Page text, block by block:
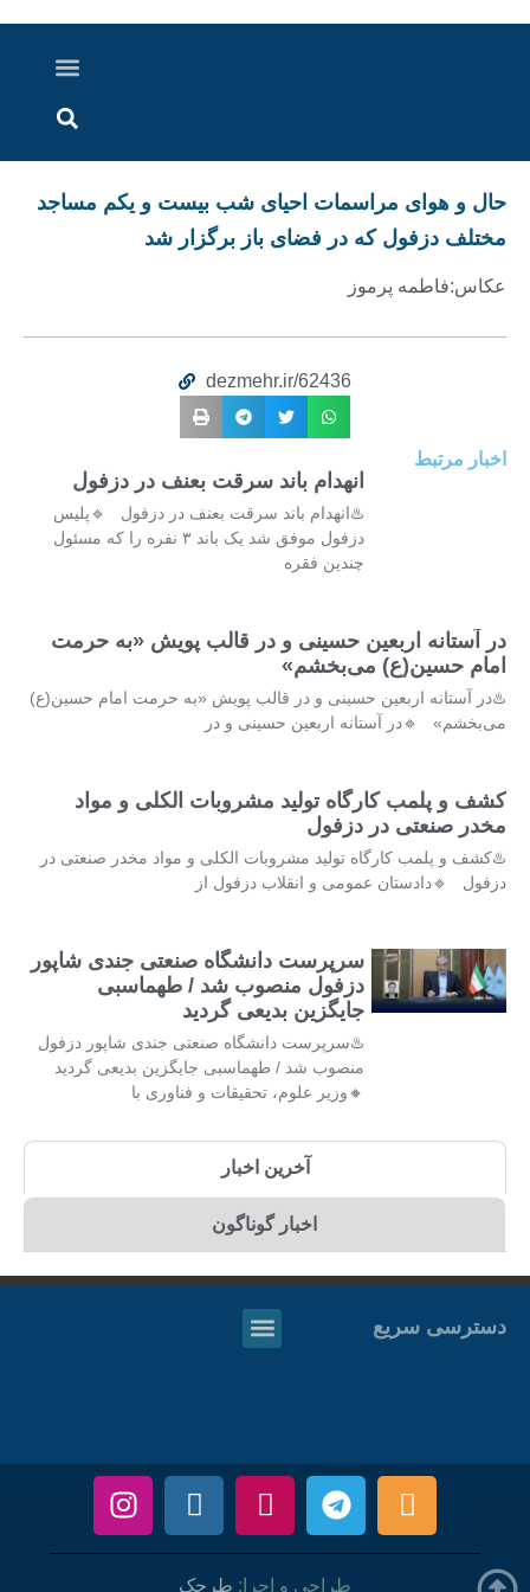
حال و هوای مراسمات احیای شب بیست و یکم مساجد
مختلف دزفول که در فضای باز برگزار شد
عکاس:فاطمه پرموز
dezmehr.ir/62436
اخبار مرتبط
انهدام باند سرقت بعنف در دزفول
♨️انهدام باند سرقت بعنف در دزفول 🔹پلیس
دزفول موفق شد یک باند ۳ نفره را که مسئول
چندین فقره
در آستانه اربعین حسینی و در قالب پویش «به حرمت
امام حسین(ع) می‌بخشم»
♨️در آستانه اربعین حسینی و در قالب پویش «به حرمت امام حسین(ع)
می‌بخشم» 🔹در آستانه اربعین حسینی و در
کشف و پلمب کارگاه تولید مشروبات الکلی و مواد
مخدر صنعتی در دزفول
♨️کشف و پلمب کارگاه تولید مشروبات الکلی و مواد مخدر صنعتی در
دزفول 🔹دادستان عمومی و انقلاب دزفول از
سرپرست دانشگاه صنعتی جندی شاپور
دزفول منصوب شد / طهماسبی
جایگزین بدیعی گردید
♨️سرپرست دانشگاه صنعتی جندی شاپور دزفول
منصوب شد / طهماسبی جایگزین بدیعی گردید
🔸وزیر علوم، تحقیقات و فناوری با
آخرین اخبار
اخبار گوناگون
دسترسی سریع
طراحی و اجرا: طرحک